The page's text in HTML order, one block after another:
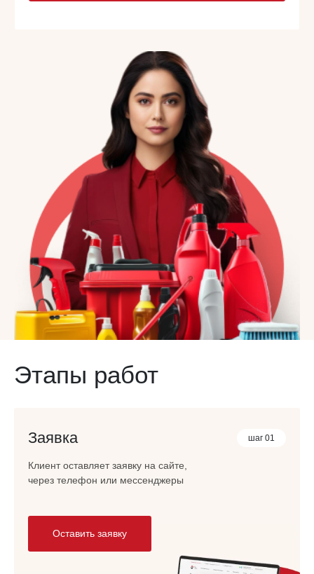
Этапы работ
шаг 01
Заявка
Клиент оставляет заявку на сайте,
через телефон или мессенджеры
Оставить заявку